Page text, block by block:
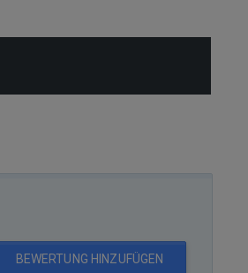
BEWERTUNG HINZUFÜGEN